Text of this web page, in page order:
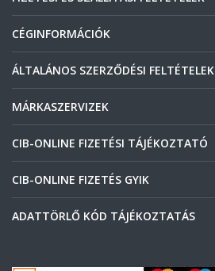
CÉGINFORMÁCIÓK
ÁLTALÁNOS SZERZŐDÉSI FELTÉTELEK
MÁRKASZERVIZEK
CIB-ONLINE FIZETÉSI TÁJÉKOZTATÓ
CIB-ONLINE FIZETÉS GYIK
ADATTÖRLŐ KÓD TÁJÉKOZTATÁS